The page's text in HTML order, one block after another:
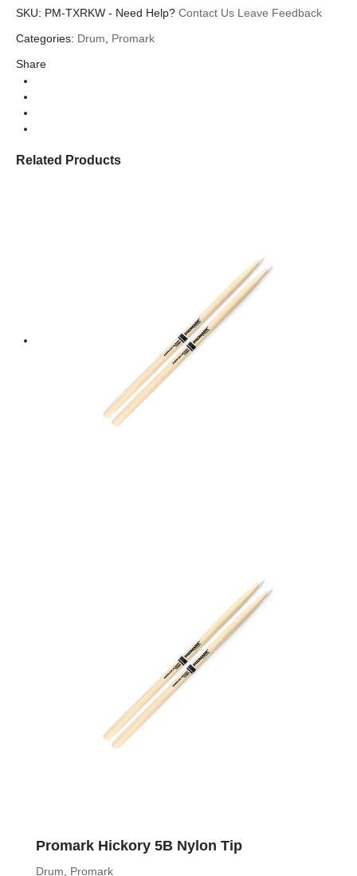
SKU: PM-TXRKW - Need Help? Contact Us Leave Feedback
Categories: Drum, Promark
Share
Related Products
Promark Hickory 5B Nylon Tip
Drum, Promark